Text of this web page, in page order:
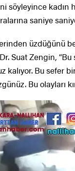
kadın
saniye
üzdüğünü
Suat Zengin,
kalıyor. Bu sefer
Bu olayları